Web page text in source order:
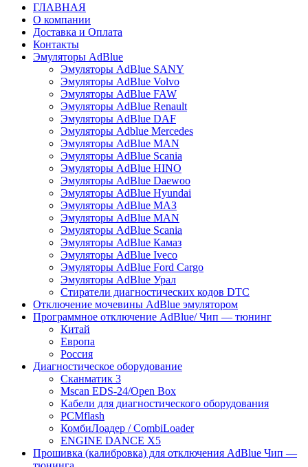
ГЛАВНАЯ
О компании
Доставка и Оплата
Контакты
Эмуляторы AdBlue
Эмуляторы AdBlue SANY
Эмуляторы AdBlue Volvo
Эмуляторы AdBlue FAW
Эмуляторы AdBlue Renault
Эмуляторы AdBlue DAF
Эмуляторы Adblue Mercedes
Эмуляторы AdBlue MAN
Эмуляторы AdBlue Scania
Эмуляторы AdBlue HINO
Эмуляторы AdBlue Daewoo
Эмуляторы AdBlue Hyundai
Эмуляторы AdBlue МАЗ
Эмуляторы AdBlue MAN
Эмуляторы AdBlue Scania
Эмуляторы AdBlue Камаз
Эмуляторы AdBlue Iveco
Эмуляторы AdBlue Ford Cargo
Эмуляторы AdBlue Урал
Стиратели диагностических кодов DTC
Отключение мочевины AdBlue эмулятором
Программное отключение AdBlue/ Чип — тюнинг
Китай
Европа
Россия
Диагностическое оборудование
Сканматик 3
Mscan EDS-24/Open Box
Кабели для диагностического оборудования
PCMflash
КомбиЛоадер / CombiLoader
ENGINE DANCE X5
Прошивка (калибровка) для отключения AdBlue Чип —